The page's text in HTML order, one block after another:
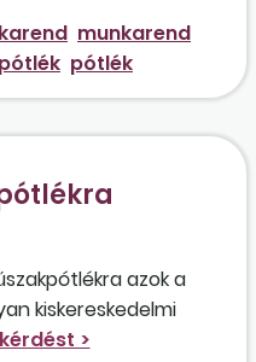
pótlékot fizeti
Havonta
vasárnapra
pótlékot
bérezés illeti meg
ünnepen végez
kap?
munkarend
pótlék
azok a
kiskereskedelmi
a nyitvatartási idő